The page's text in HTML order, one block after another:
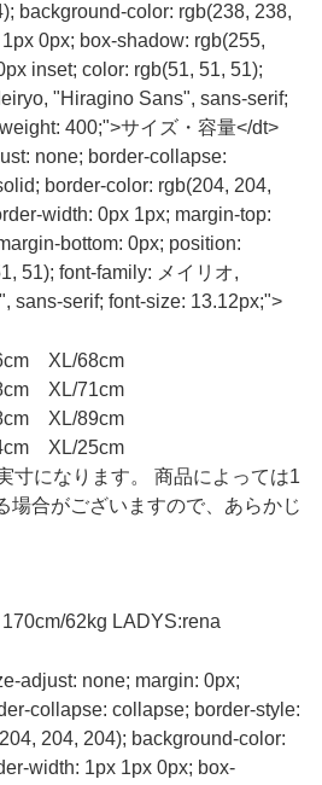
background-color: rgb(238, 238,
0px; box-shadow: rgb(255,
inset; color: rgb(51, 51, 51);
"Hiragino Sans", sans-serif;
400;">サイズ・容量</dt>
none; border-collapse:
border-color: rgb(204, 204,
width: 0px 1px; margin-top:
bottom: 0px; position:
51); font-family: メイリオ,
sans-serif; font-size: 13.12px;">
XL/68cm
XL/71cm
XL/89cm
XL/25cm
寸になります。 商品によっては1
場合がございますので、あらかじ
62kg LADYS:rena
adjust: none; margin: 0px;
collapse: collapse; border-style:
204, 204); background-color:
width: 1px 1px 0px; box-